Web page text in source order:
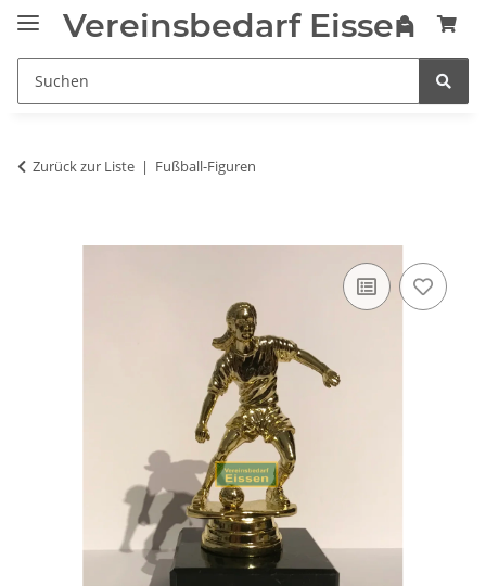
Vereinsbedarf Eissen
Zurück zur Liste Fußball-Figuren